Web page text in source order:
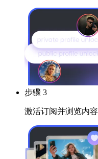
步骤 3
激活订阅并浏览内容